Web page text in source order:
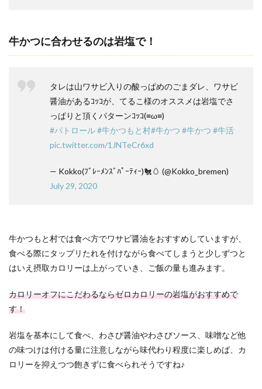
牛かつに合わせるのは岩塩で！
タレは山ワサビ入りの酸っぱめのごまダレ、ワサビ
醤油があるｺｯｺが、てるこ様のオススメは岩塩でさ
っぱりと頂くパターンｺｯｺ(≡ω≡)
#パトロール#牛かつもと村#牛かつ #牛かつ #牛活
pic.twitter.com/1JNTeCr6xd
— Kokko(ﾌﾞﾚｰﾒﾝｽﾞﾊﾟｰﾃｨｰ)🐔🥚 (@Kokko_bremen)
July 29, 2020
牛かつもと村では食べ方でワサビ醤油をおすすめしていますが、
食べる際にタップリたれを付けながら食べてしまうと少しずつと
はいえ摂取カロリーは上がっていき、ご飯の量も進みます。
カロリーオフにこだわるならゼロカロリーの岩塩がおすすめで
す！
岩塩を基本にして食べ、わさび醤油やわさびソース、味噌など他
の味つけは付ける量に注意しながら味代わり程度に楽しめば、カ
ロリーを抑えつつ飽きずに食べられそうですね♪